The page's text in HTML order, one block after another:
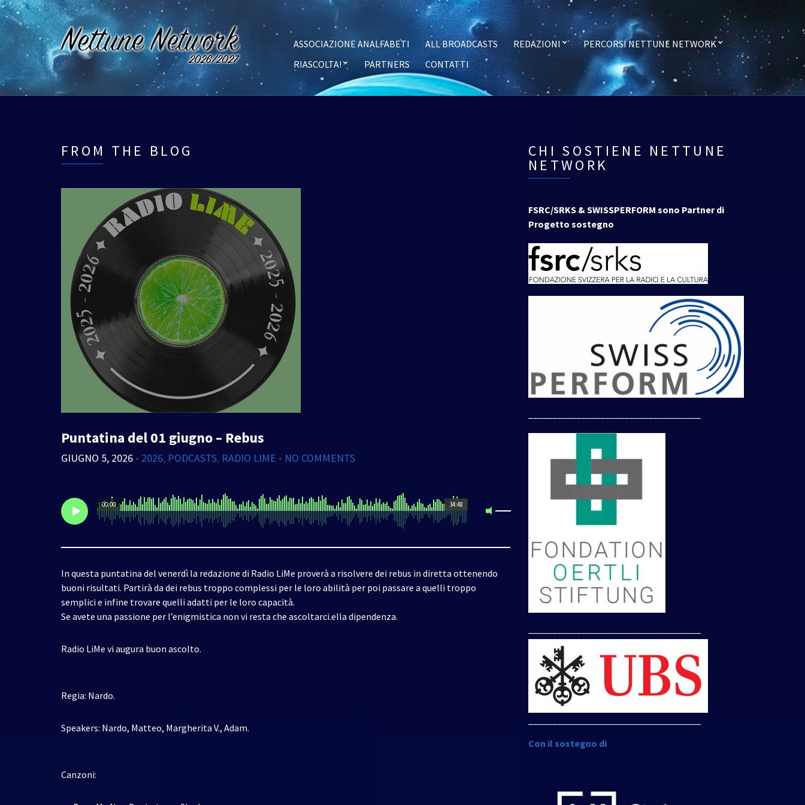
ASSOCIAZIONE ANALFABETI ALL BROADCASTS REDAZIONI
PERCORSI NETTUNE NETWORK
RIASCOLTA!
PARTNERS CONTATTI
FROM THE BLOG
Puntatina del 01 giugno – Rebus
GIUGNO 5, 2026 • 2026, PODCASTS, RADIO LIME • NO COMMENTS
34:48
00:00
In questa puntatina del venerdì la redazione di Radio LiMe proverà a risolvere dei rebus in diretta ottenendo
buoni risultati. Partirà da dei rebus troppo complessi per le loro abilità per poi passare a quelli troppo
semplici e infine trovare quelli adatti per le loro capacità.
Se avete una passione per l’enigmistica non vi resta che ascoltarci.ella dipendenza.
Radio LiMe vi augura buon ascolto.
Regia: Nardo.
Speakers: Nardo, Matteo, Margherita V., Adam.
Canzoni:
CHI SOSTIENE NETTUNE
NETWORK
FSRC/SRKS & SWISSPERFORM sono Partner di
Progetto sostegno
Con il sostegno di